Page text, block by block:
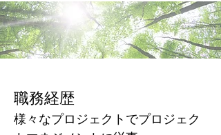
職務経歴
様々なプロジェクトでプロジェク